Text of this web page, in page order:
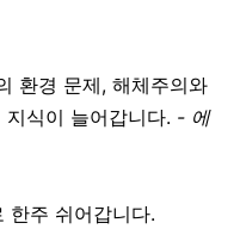
환경 문제, 해체주의와
식이 늘어갑니다. - 에
한주 쉬어갑니다.